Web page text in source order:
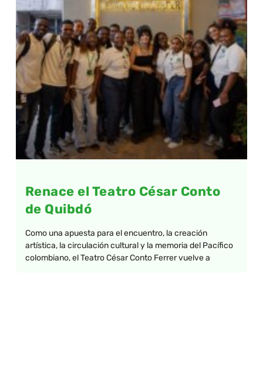
Renace el Teatro César Conto
de Quibdó
Como una apuesta para el encuentro, la creación
artística, la circulación cultural y la memoria del Pacífico
colombiano, el Teatro César Conto Ferrer vuelve a